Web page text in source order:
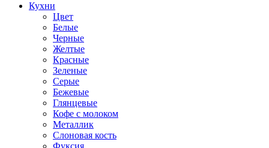
Кухни
Цвет
Белые
Черные
Желтые
Красные
Зеленые
Серые
Бежевые
Глянцевые
Кофе с молоком
Металлик
Слоновая кость
Фуксия